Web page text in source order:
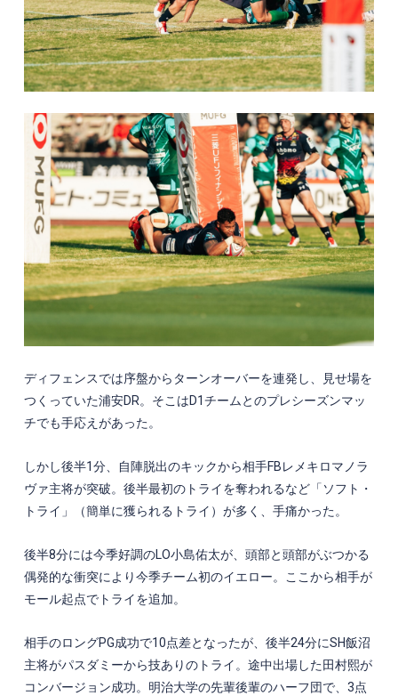
ディフェンスでは序盤からターンオーバーを連発し、見せ場を
つくっていた浦安DR。そこはD1チームとのプレシーズンマッ
チでも手応えがあった。
しかし後半1分、自陣脱出のキックから相手FBレメキロマノラ
ヴァ主将が突破。後半最初のトライを奪われるなど「ソフト・
トライ」（簡単に獲られるトライ）が多く、手痛かった。
後半8分には今季好調のLO小島佑太が、頭部と頭部がぶつかる
偶発的な衝突により今季チーム初のイエロー。ここから相手が
モール起点でトライを追加。
相手のロングPG成功で10点差となったが、後半24分にSH飯沼
主将がパスダミーから技ありのトライ。途中出場した田村熙が
コンバージョン成功。明治大学の先輩後輩のハーフ団で、 3点